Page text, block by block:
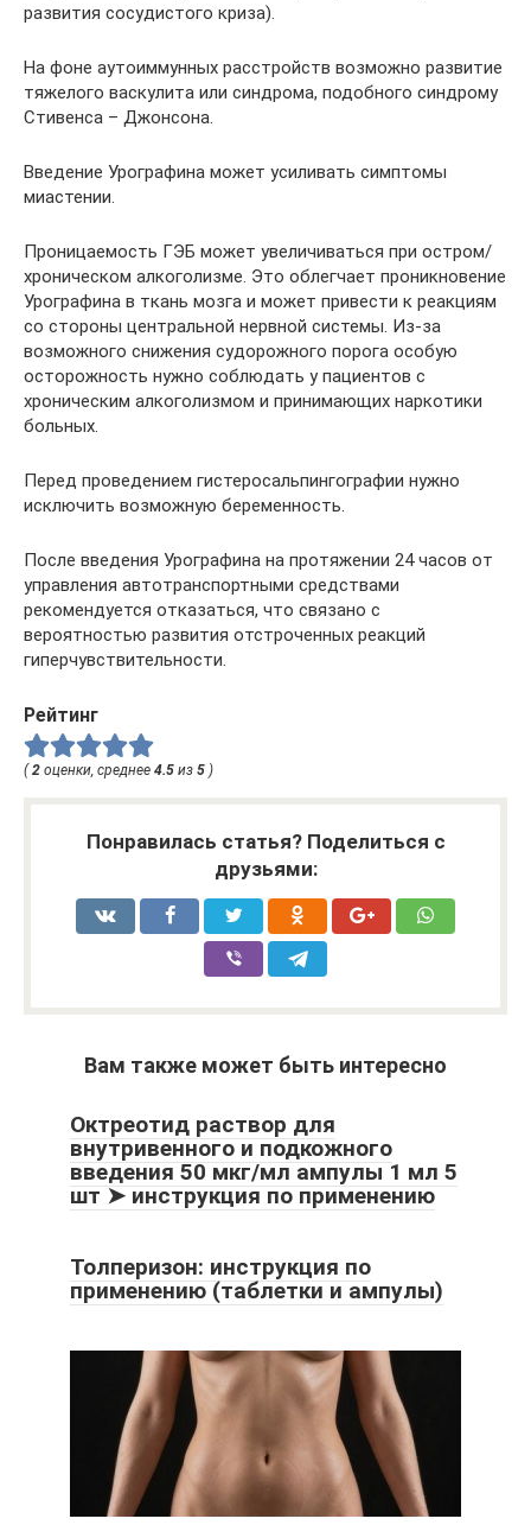
развития сосудистого криза).
На фоне аутоиммунных расстройств возможно развитие
тяжелого васкулита или синдрома, подобного синдрому
Стивенса – Джонсона.
Введение Урографина может усиливать симптомы
миастении.
Проницаемость ГЭБ может увеличиваться при остром/
хроническом алкоголизме. Это облегчает проникновение
Урографина в ткань мозга и может привести к реакциям
со стороны центральной нервной системы. Из-за
возможного снижения судорожного порога особую
осторожность нужно соблюдать у пациентов с
хроническим алкоголизмом и принимающих наркотики
больных.
Перед проведением гистеросальпингографии нужно
исключить возможную беременность.
После введения Урографина на протяжении 24 часов от
управления автотранспортными средствами
рекомендуется отказаться, что связано с
вероятностью развития отстроченных реакций
гиперчувствительности.
Рейтинг
( 2 оценки, среднее 4.5 из 5 )
Понравилась статья? Поделиться с
друзьями:
Вам также может быть интересно
Октреотид раствор для
внутривенного и подкожного
введения 50 мкг/мл ампулы 1 мл 5
шт ➤ инструкция по применению
Толперизон: инструкция по
применению (таблетки и ампулы)